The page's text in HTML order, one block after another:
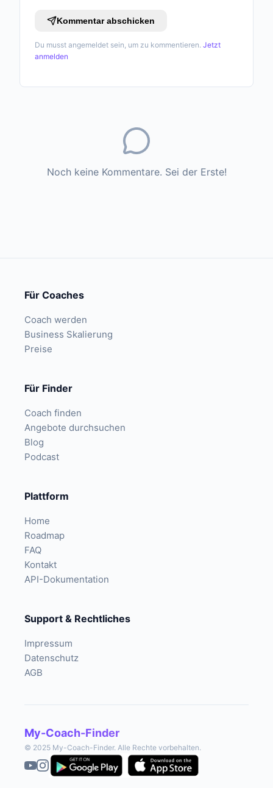
Kommentar abschicken
Du musst angemeldet sein, um zu kommentieren. Jetzt
anmelden
Noch keine Kommentare. Sei der Erste!
Für Coaches
Coach werden
Business Skalierung
Preise
Für Finder
Coach finden
Angebote durchsuchen
Blog
Podcast
Plattform
Home
Roadmap
FAQ
Kontakt
API-Dokumentation
Support & Rechtliches
Impressum
Datenschutz
AGB
My-Coach-Finder
© 2025 My-Coach-Finder. Alle Rechte vorbehalten.